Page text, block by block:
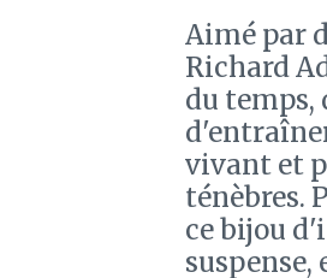
Aimé par
Richard
du temps,
vivant et
ténèbres.
ce bijou